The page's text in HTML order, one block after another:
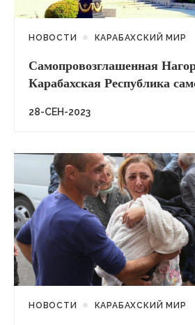
НОВОСТИ КАРАБАХСКИЙ МИР
Самопровозглашенная
Карабахская Республика
28-СЕН-2023
НОВОСТИ КАРАБАХСКИЙ МИР